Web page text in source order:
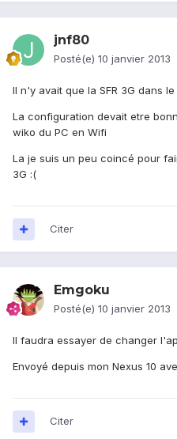
jnf80
Posté(e) 10 janvier 2013
Il n'y avait que la SFR 3G dans le
La configuration devait etre
wiko du PC en Wifi
La je suis un peu coincé pour
3G :(
Citer
Emgoku
Posté(e) 10 janvier 2013
Il faudra essayer de changer
Envoyé depuis mon Nexus 10
Citer